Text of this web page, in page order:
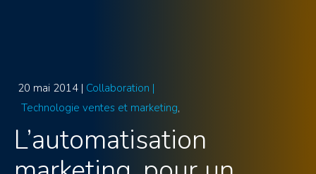
20 mai 2014 | Collaboration |
Technologie ventes et marketing
L’automatisation